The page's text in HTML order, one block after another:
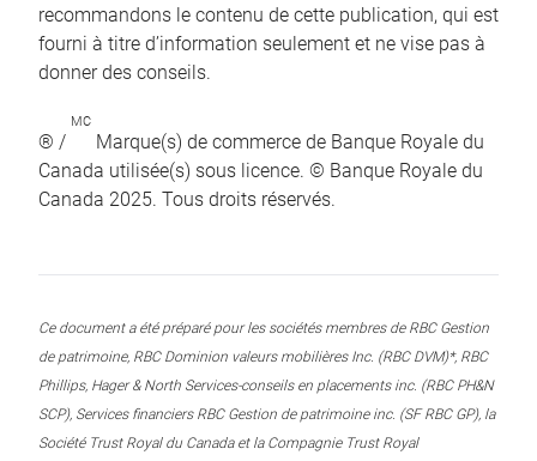
recommandons le contenu de cette publication, qui est
fourni à titre d’information seulement et ne vise pas à
donner des conseils.
® /
MC
Marque(s) de commerce de Banque Royale du
Canada utilisée(s) sous licence. © Banque Royale du
Canada 2025. Tous droits réservés.
Ce document a été préparé pour les sociétés membres de RBC Gestion
de patrimoine, RBC Dominion valeurs mobilières Inc. (RBC DVM)*, RBC
Phillips, Hager & North Services-conseils en placements inc. (RBC PH&N
SCP), Services financiers RBC Gestion de patrimoine inc. (SF RBC GP), la
Société Trust Royal du Canada et la Compagnie Trust Royal